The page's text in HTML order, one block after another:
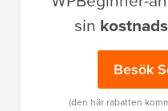
sin
Besök
(den här rabatten